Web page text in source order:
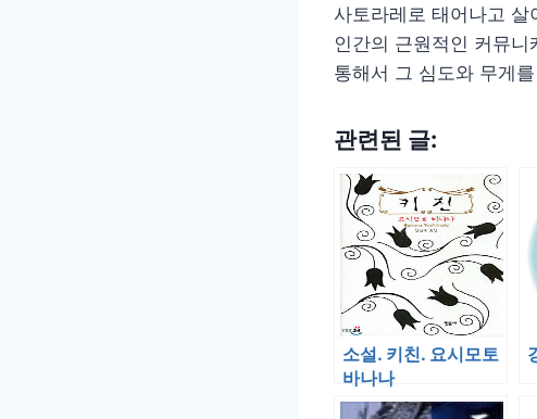
사토라레로 태어나고
인간의 근원적인 커뮤
통해서 그 심도와 무게
관련된 글:
소설. 키친. 요시모토
바나나